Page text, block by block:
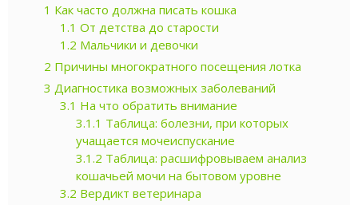
1 Как часто должна писать кошка
1.1 От детства до старости
1.2 Мальчики и девочки
2 Причины многократного посещения лотка
3 Диагностика возможных заболеваний
3.1 На что обратить внимание
3.1.1 Таблица: болезни, при которых
учащается мочеиспускание
3.1.2 Таблица: расшифровываем анализ
кошачьей мочи на бытовом уровне
3.2 Вердикт ветеринара